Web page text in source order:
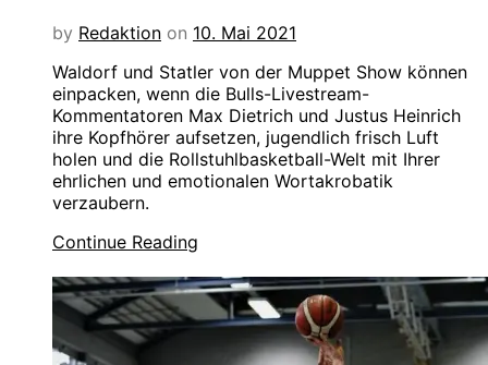
by Redaktion on 10. Mai 2021
Waldorf und Statler von der Muppet Show können
einpacken, wenn die Bulls-Livestream-
Kommentatoren Max Dietrich und Justus Heinrich
ihre Kopfhörer aufsetzen, jugendlich frisch Luft
holen und die Rollstuhlbasketball-Welt mit Ihrer
ehrlichen und emotionalen Wortakrobatik
verzaubern.
Continue Reading